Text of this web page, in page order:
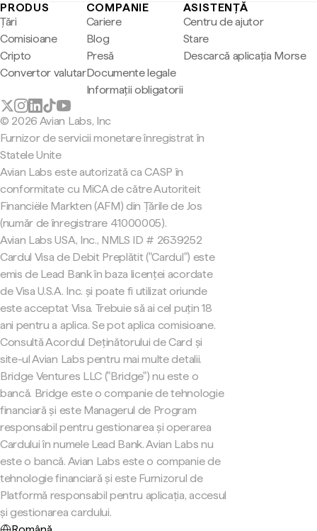
PRODUS
Țări
Comisioane
Cripto
Convertor valutar
COMPANIE
Cariere
Blog
Presă
Documente legale
Informații obligatorii
ASISTENȚĂ
Centru de ajutor
Stare
Descarcă aplicația Morse
© 2026 Avian Labs, Inc
Furnizor de servicii monetare înregistrat în
Statele Unite
Avian Labs este autorizată ca CASP în
conformitate cu MiCA de către Autoriteit
Financiële Markten (AFM) din Țările de Jos
(număr de înregistrare 41000005).
Avian Labs USA, Inc., NMLS ID # 2639252
Cardul Visa de Debit Preplătit ("Cardul") este
emis de Lead Bank în baza licenței acordate
de Visa U.S.A. Inc. și poate fi utilizat oriunde
este acceptat Visa. Trebuie să ai cel puțin 18
ani pentru a aplica. Se pot aplica comisioane.
Consultă Acordul Deținătorului de Card și
site-ul Avian Labs pentru mai multe detalii.
Bridge Ventures LLC ("Bridge") nu este o
bancă. Bridge este o companie de tehnologie
financiară și este Managerul de Program
responsabil pentru gestionarea și operarea
Cardului în numele Lead Bank. Avian Labs nu
este o bancă. Avian Labs este o companie de
tehnologie financiară și este Furnizorul de
Platformă responsabil pentru aplicația, accesul
și gestionarea cardului.